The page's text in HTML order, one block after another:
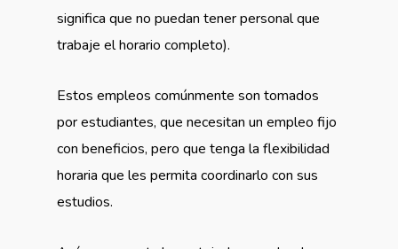
significa que no puedan tener personal que
trabaje el horario completo).
Estos empleos comúnmente son tomados
por estudiantes, que necesitan un empleo fijo
con beneficios, pero que tenga la flexibilidad
horaria que les permita coordinarlo con sus
estudios.